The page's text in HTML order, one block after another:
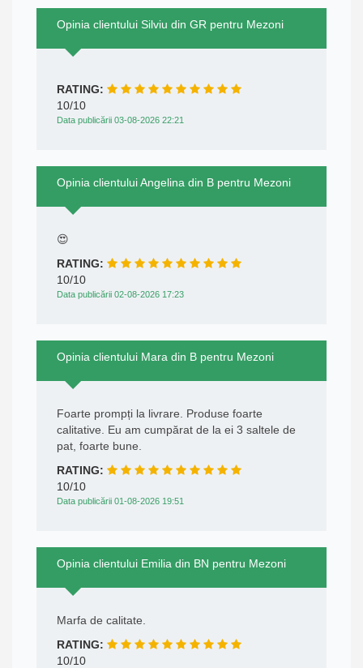
Opinia clientului Silviu din GR pentru Mezoni
RATING:
10/10
Data publicării 03-08-2026 22:21
Opinia clientului Angelina din B pentru Mezoni
😍
RATING:
10/10
Data publicării 02-08-2026 17:23
Opinia clientului Mara din B pentru Mezoni
Foarte prompți la livrare. Produse foarte
calitative. Eu am cumpărat de la ei 3 saltele de
pat, foarte bune.
RATING:
10/10
Data publicării 01-08-2026 19:51
Opinia clientului Emilia din BN pentru Mezoni
Marfa de calitate.
RATING:
10/10